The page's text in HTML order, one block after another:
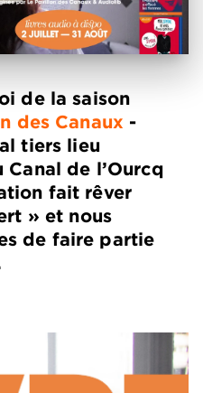
de la saison
des Canaux -
tiers lieu
de l’Ourcq
fait rêver
» et nous
de faire partie